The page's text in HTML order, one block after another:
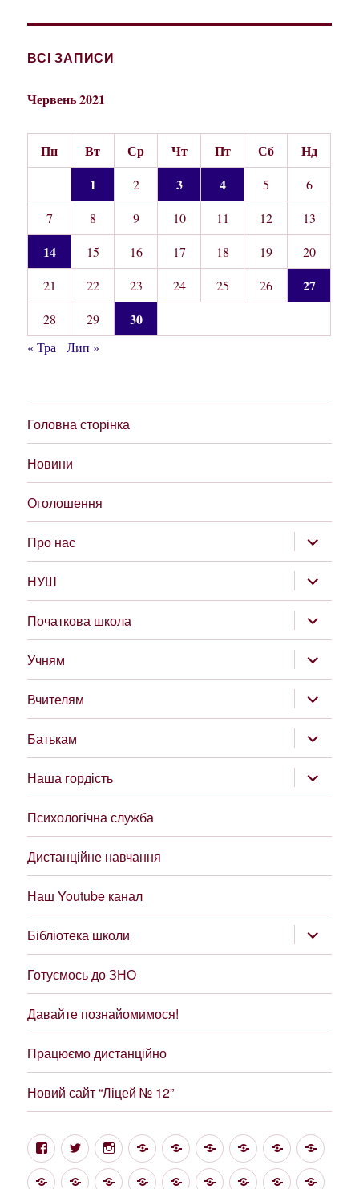
ВСІ ЗАПИСИ
Червень 2021
Пн Вт Ср Чт Пт Сб
Нд
1
2 3 4 5
6
7
8 9 10 11 12 13
14 15 16 17 18 19
20
21
22 23 24 25 26 27
28 29 30
« Тра Лип »
Головна сторінка
Новини
Оголошення
Про нас
підменю
НУШ
підменю
Початкова школа
підменю
Учням
підменю
Вчителям
підменю
Батькам
підменю
Наша гордість
підменю
Психологічна служба
Дистанційне навчання
Наш Youtube канал
Бібліотека школи
підменю
Готуємось до ЗНО
Давайте познайомимося!
Працюємо дистанційно
Новий сайт “Ліцей № 12”
FacebookTwitterInstagramGoogleЦікаві
посилання
Структура
та
Проект
“Демократична
Новини
НУШПро Свідоцтво
СтатутЗвіт ForumsМетодична
Загальні